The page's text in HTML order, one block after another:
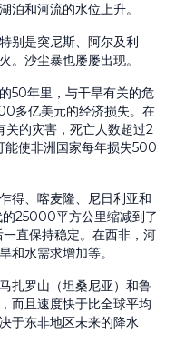
泊和河流的水位上升。
别是突尼斯、阿尔及利
。沙尘暴也屡屡出现。
50年里，与干旱有关的危
多亿美元的经济损失。在
的灾害，死亡人数超过2
使非洲国家每年损失500
得、喀麦隆、尼日利亚和
25000平方公里缩减到了
直保持稳定。在西非，河
和水需求增加等。
扎罗山（坦桑尼亚）和鲁
而且速度快于比全球平均
于东非地区未来的降水